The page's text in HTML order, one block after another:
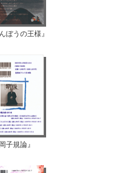
ぼうの王様』
子規論』